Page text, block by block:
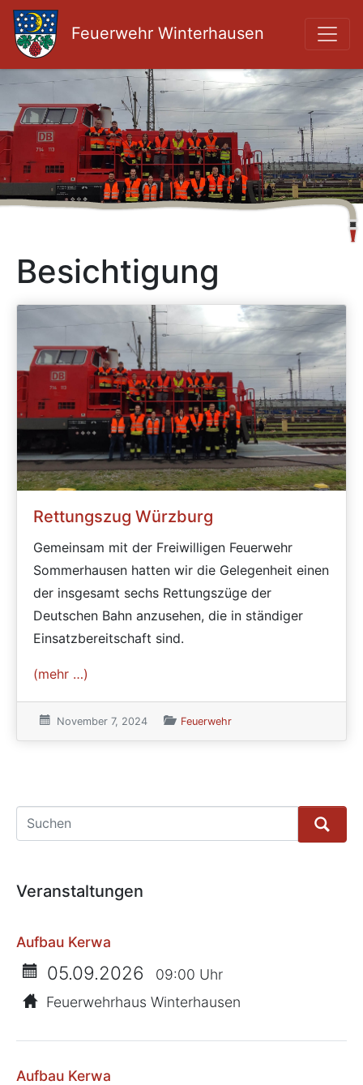
Feuerwehr Winterhausen
Besichtigung
Rettungszug Würzburg
Gemeinsam mit der Freiwilligen Feuerwehr
Sommerhausen hatten wir die Gelegenheit einen
der insgesamt sechs Rettungszüge der
Deutschen Bahn anzusehen, die in ständiger
Einsatzbereitschaft sind.
(mehr …)
Veröffentlicht am:
November 7, 2024 Veröffentlicht in den Kategorien
Feuerwehr
Suche
Veranstaltungen
Aufbau Kerwa
05.09.2026
09:00 Uhr
Feuerwehrhaus Winterhausen
Aufbau Kerwa